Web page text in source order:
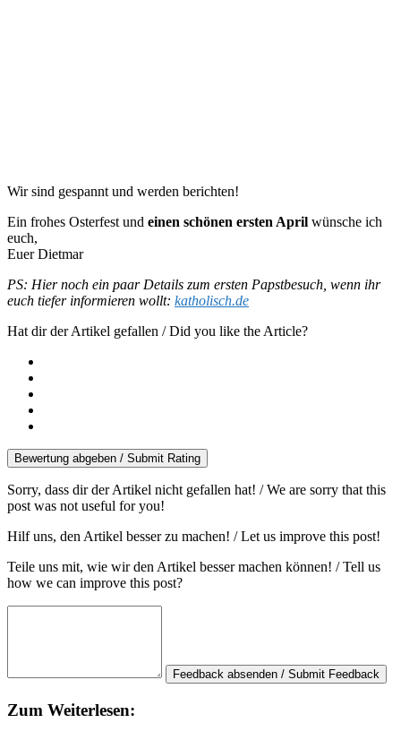
Wir sind gespannt und werden berichten!
Ein frohes Osterfest und einen schönen ersten April wünsche ich
euch,
Euer Dietmar
PS: Hier noch ein paar Details zum ersten Papstbesuch, wenn ihr
euch tiefer informieren wollt: katholisch.de
Hat dir der Artikel gefallen / Did you like the Article?
Bewertung abgeben / Submit Rating
Sorry, dass dir der Artikel nicht gefallen hat! / We are sorry that this
post was not useful for you!
Hilf uns, den Artikel besser zu machen! / Let us improve this post!
Teile uns mit, wie wir den Artikel besser machen können! / Tell us
how we can improve this post?
Feedback absenden / Submit Feedback
Zum Weiterlesen: